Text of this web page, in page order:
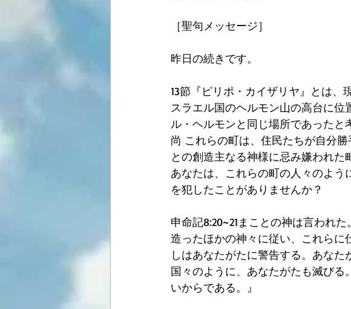
［聖句メッセージ］
昨日の続きです。
13節『ピリポ・カイザリヤ』とは、
スラエル国のヘルモン山の高台に
ル・ヘルモンと同じ場所であったと
尚 これらの町は、住民たちが自分
との創造主なる神様に忌み嫌われた
あなたは、これらの町の人々のよ
を犯したことがありませんか？
申命記8:20~21まことの神は言われ
造ったほかの神々に従い、これらに
しはあなたがたに警告する。あな
国々のように、あなたがたも滅び
いからである。』